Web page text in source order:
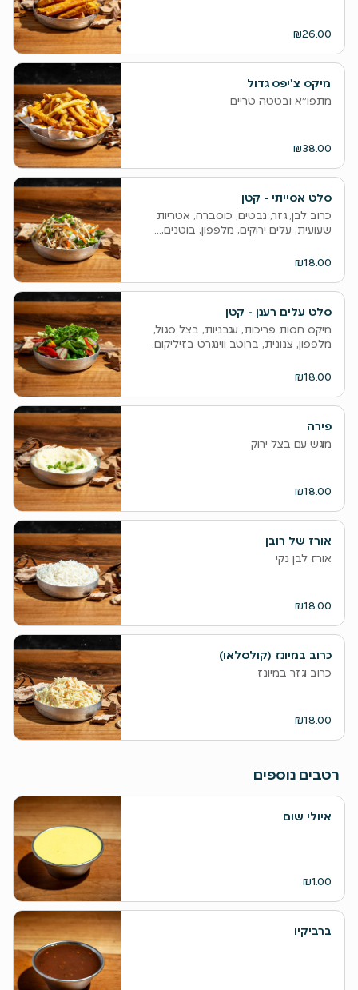
₪26.00
מיקס צ'יפס גדול
מתפו״א ובטטה טריים
₪38.00
סלט אסייתי - קטן
כרוב לבן, גזר, נבטים, כוסברה, אטריות
שעועית, עלים ירוקים, מלפפון, בוטנים,...
₪18.00
סלט עלים רענן - קטן
מיקס חסות פריכות, עגבניות, בצל סגול,
מלפפון, צנונית, ברוטב ווינגרט בזיליקום.
₪18.00
פירה
מוגש עם בצל ירוק
₪18.00
אורז של רובן
אורז לבן נקי
₪18.00
כרוב במיונז (קולסלאו)
כרוב וגזר במיונז
₪18.00
רטבים נוספים
איולי שום
₪1.00
ברביקיו